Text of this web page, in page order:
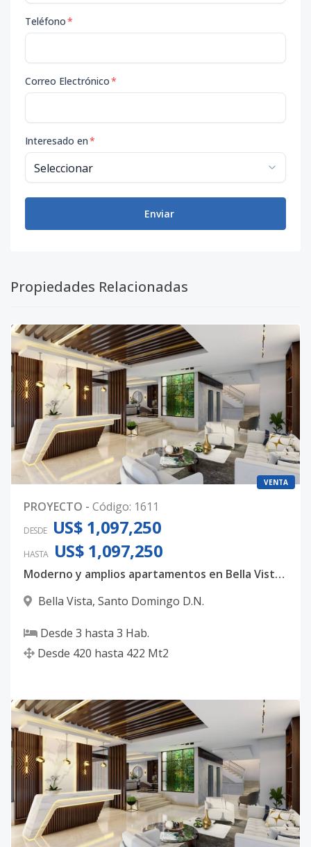
Teléfono*
Correo Electrónico*
Interesado en*
Enviar
Propiedades Relacionadas
VENTA
PROYECTO - Código: 1611
DESDE US$ 1,097,250
HASTA US$ 1,097,250
Moderno y amplios apartamentos en Bella Vista, con 3 habitaciones, 3.5 baños y 4 parqueos techados
Bella Vista, Santo Domingo D.N.
Desde 3 hasta 3 Hab.
Desde 420 hasta 422 Mt2